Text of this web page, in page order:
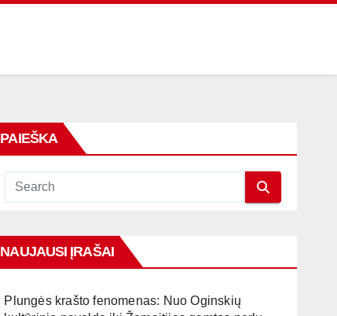
PAIEŠKA
NAUJAUSI ĮRAŠAI
Plungės krašto fenomenas: Nuo Oginskių